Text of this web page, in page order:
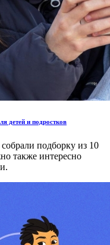
детей и подростков
подборку из 10
также интересно